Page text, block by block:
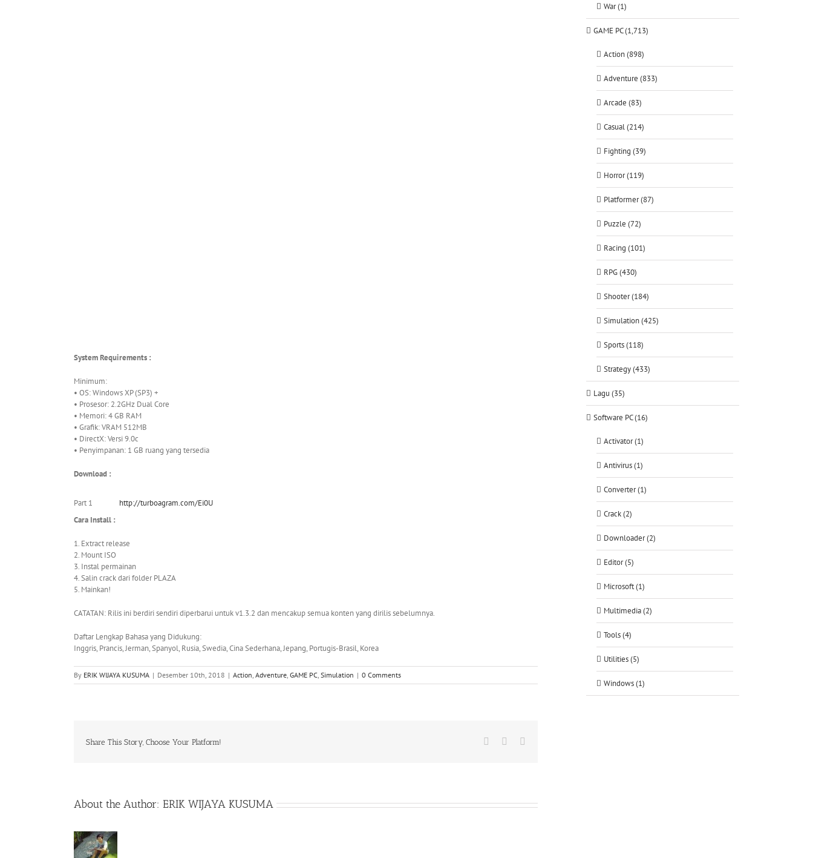
System Requirements :
Minimum:
• OS: Windows XP (SP3) +
• Prosesor: 2.2GHz Dual Core
• Memori: 4 GB RAM
• Grafik: VRAM 512MB
• DirectX: Versi 9.0c
• Penyimpanan: 1 GB ruang yang tersedia
Download :
Part 1
http://turboagram.com/Ei0U
Cara Install :
1. Extract release
2. Mount ISO
3. Instal permainan
4. Salin crack dari folder PLAZA
5. Mainkan!
CATATAN: Rilis ini berdiri sendiri diperbarui untuk v1.3.2 dan mencakup semua konten yang dirilis sebelumnya.
Daftar Lengkap Bahasa yang Didukung:
Inggris, Prancis, Jerman, Spanyol, Rusia, Swedia, Cina Sederhana, Jepang, Portugis-Brasil, Korea
By ERIK WIJAYA KUSUMA | Desember 10th, 2018 | Action, Adventure, GAME PC, Simulation | 0 Comments
Share This Story, Choose Your Platform! Facebook
About the Author: ERIK WIJAYA KUSUMA
War (1)
GAME PC (1,713)
Action (898)
Adventure (833)
Arcade (83)
Casual (214)
Fighting (39)
Horror (119)
Platformer (87)
Puzzle (72)
Racing (101)
RPG (430)
Shooter (184)
Simulation (425)
Sports (118)
Strategy (433)
Lagu (35)
Software PC (16)
Activator (1)
Antivirus (1)
Converter (1)
Crack (2)
Downloader (2)
Editor (5)
Microsoft (1)
Multimedia (2)
Tools (4)
Utilities (5)
Windows (1)